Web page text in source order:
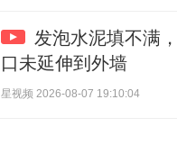
发泡水泥填不满
口未延伸到外墙
星视频 2026-08-07 19:10:04